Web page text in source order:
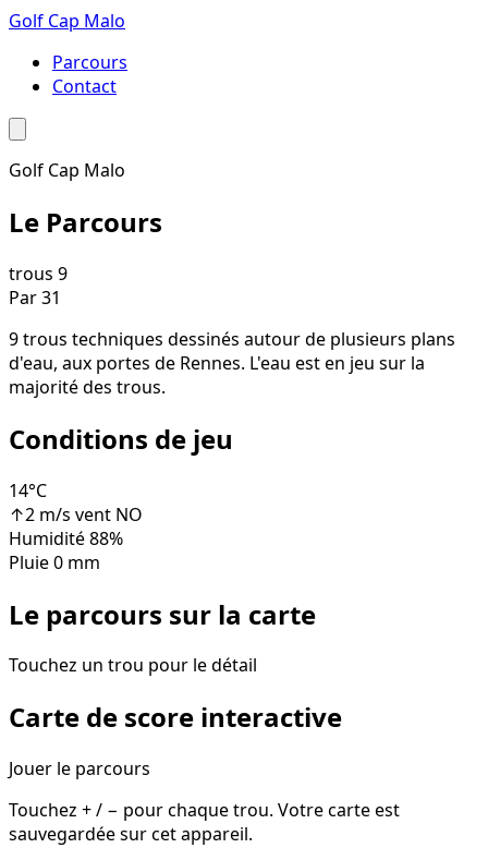
Golf Cap Malo
Parcours
Contact
Golf Cap Malo
Le Parcours
trous 9
Par31
9 trous techniques dessinés autour de plusieurs plans
d'eau, aux portes de Rennes. L'eau est en jeu sur la
majorité des trous.
Conditions de jeu
14°C
↑2 m/s vent NO
Humidité88%
Pluie0 mm
Le parcours sur la carte
Touchez un trou pour le détail
Carte de score interactive
Jouer le parcours
Touchez + / − pour chaque trou. Votre carte est
sauvegardée sur cet appareil.